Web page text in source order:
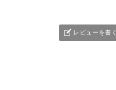
レビューを書く